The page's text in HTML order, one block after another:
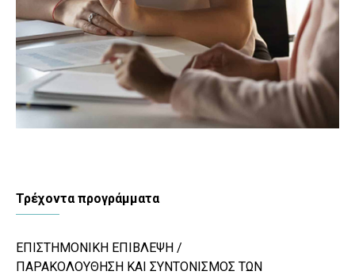
Τρέχοντα προγράμματα
ΕΠΙΣΤΗΜΟΝΙΚΗ ΕΠΙΒΛΕΨΗ /
ΠΑΡΑΚΟΛΟΥΘΗΣΗ ΚΑΙ ΣΥΝΤΟΝΙΣΜΟΣ ΤΩΝ